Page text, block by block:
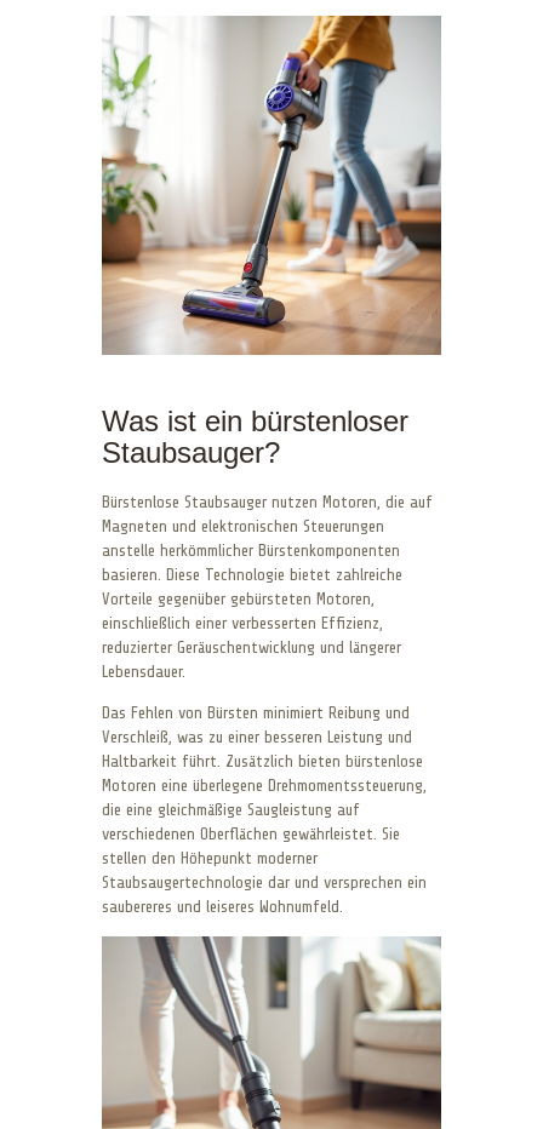
Was ist ein bürstenloser
Staubsauger?
Bürstenlose Staubsauger nutzen Motoren, die auf
Magneten und elektronischen Steuerungen
anstelle herkömmlicher Bürstenkomponenten
basieren. Diese Technologie bietet zahlreiche
Vorteile gegenüber gebürsteten Motoren,
einschließlich einer verbesserten Effizienz,
reduzierter Geräuschentwicklung und längerer
Lebensdauer.
Das Fehlen von Bürsten minimiert Reibung und
Verschleiß, was zu einer besseren Leistung und
Haltbarkeit führt. Zusätzlich bieten bürstenlose
Motoren eine überlegene Drehmomentssteuerung,
die eine gleichmäßige Saugleistung auf
verschiedenen Oberflächen gewährleistet. Sie
stellen den Höhepunkt moderner
Staubsaugertechnologie dar und versprechen ein
saubereres und leiseres Wohnumfeld.